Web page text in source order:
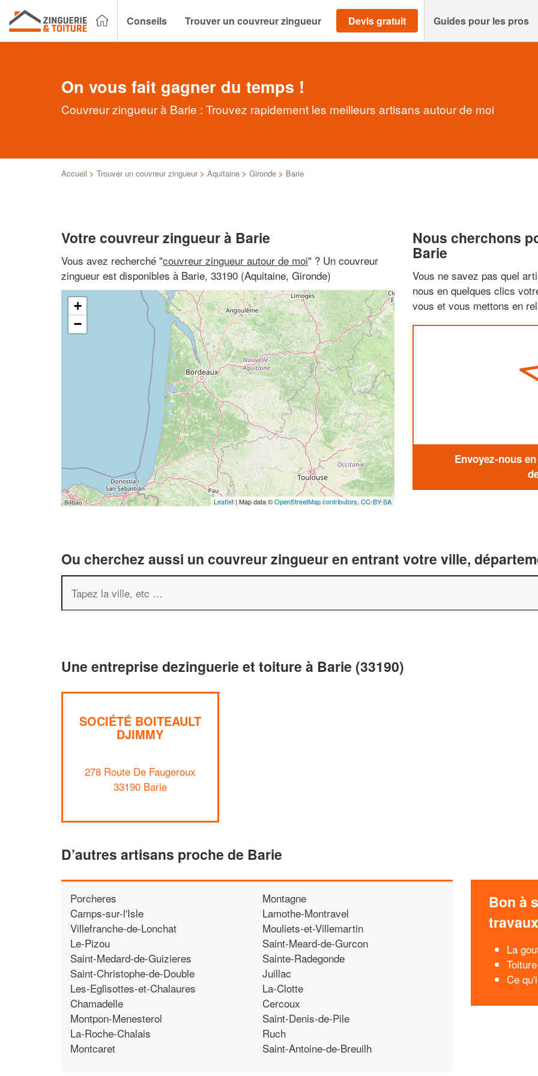
Conseils Trouver un couvreur zingueur Devis gratuit Guides pour les pros
On vous fait gagner du temps !
Couvreur zingueur à Barie : Trouvez rapidement les meilleurs artisans autour de moi
Accueil > Trouver un couvreur zingueur > Aquitaine > Gironde > Barie
Votre couvreur zingueur à Barie
Vous avez recherché "couvreur zingueur autour de moi" ? Un couvreur
zingueur est disponibles à Barie, 33190 (Aquitaine, Gironde)
+
−
Leaflet| Map data ©OpenStreetMap contributors,CC-BY-SA
Nous cherchons
Barie
Vous ne savez pas quel
nous en quelques clics
vous et vous mettons en
Envoyez-nous
Ou cherchez aussi un couvreur zingueur en entrant votre ville,
Une entreprise dezinguerie et toiture à Barie (33190)
SOCIÉTÉ BOITEAULT
DJIMMY
278 Route De Faugeroux
33190 Barie
D’autres artisans proche de Barie
Porcheres
Camps-sur-l'Isle
Villefranche-de-Lonchat
Le-Pizou
Saint-Medard-de-Guizieres
Saint-Christophe-de-Double
Les-Eglisottes-et-Chalaures
Chamadelle
Montpon-Menesterol
La-Roche-Chalais
Montcaret
Montagne
Lamothe-Montravel
Mouliets-et-Villemartin
Saint-Meard-de-Gurcon
Sainte-Radegonde
Juillac
La-Clotte
Cercoux
Saint-Denis-de-Pile
Ruch
Saint-Antoine-de-Breuilh
Bon à
travaux
La
Ce